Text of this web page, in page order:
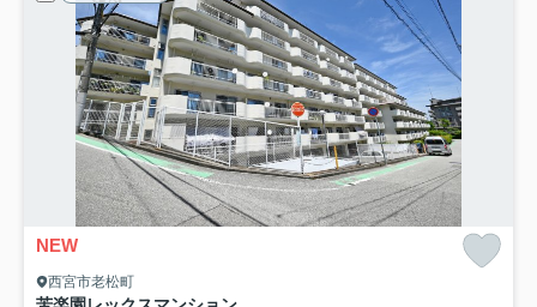
NEW
西宮市老松町